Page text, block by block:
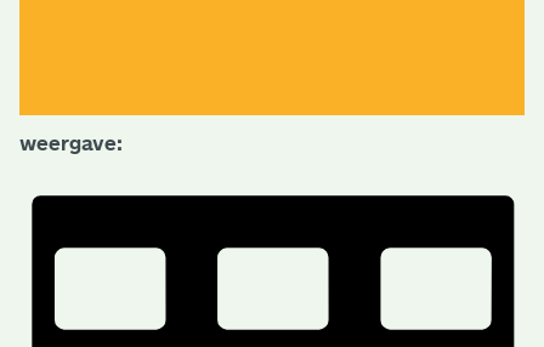
weergave: